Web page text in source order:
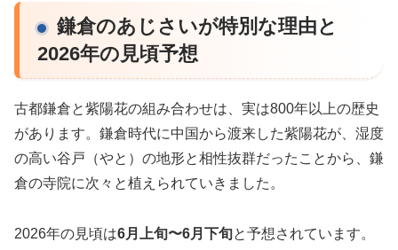
鎌倉のあじさいが特別な理由と
2026年の見頃予想
古都鎌倉と紫陽花の組み合わせは、実は800年以上の歴史
があります。鎌倉時代に中国から渡来した紫陽花が、湿度
の高い谷戸（やと）の地形と相性抜群だったことから、鎌
倉の寺院に次々と植えられていきました。
2026年の見頃は6月上旬〜6月下旬と予想されています。